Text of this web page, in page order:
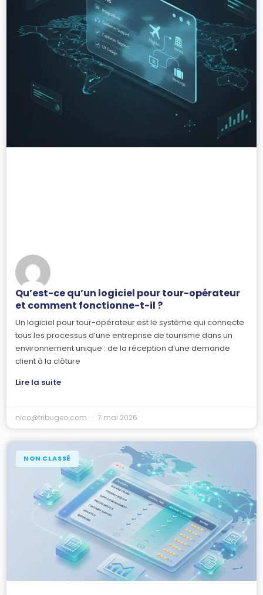
Qu’est-ce qu’un logiciel pour tour-opérateur
et comment fonctionne-t-il ?
Un logiciel pour tour-opérateur est le système qui connecte
tous les processus d’une entreprise de tourisme dans un
environnement unique : de la réception d’une demande
client à la clôture
Lire la suite
nico@tribugeo.com 7 mai 2026
NON CLASSÉ